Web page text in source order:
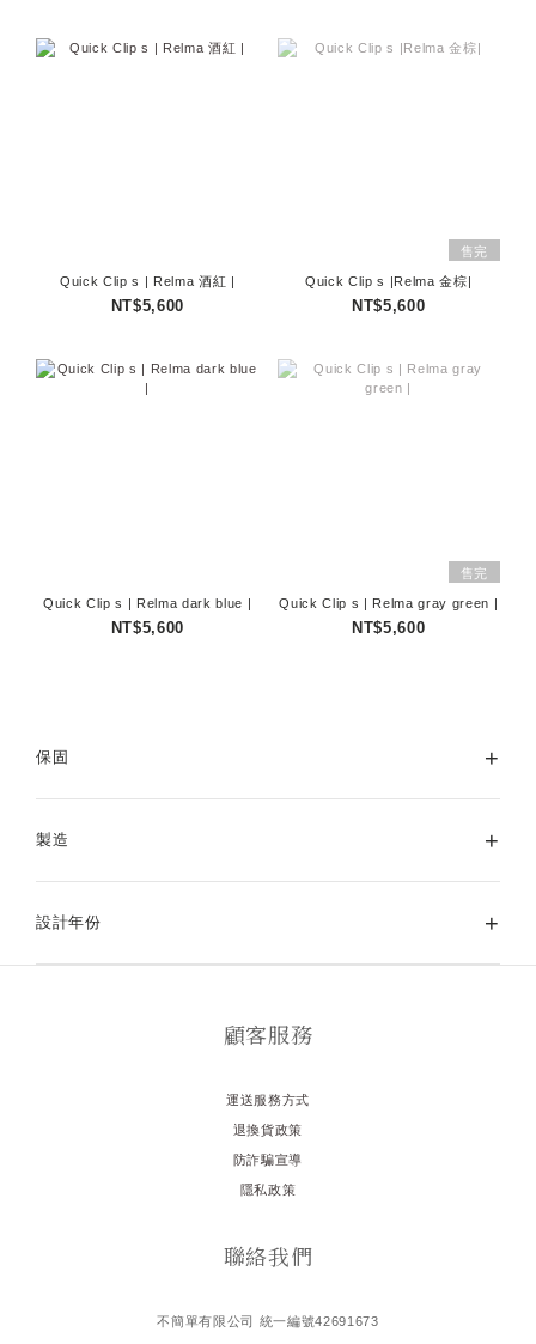
Quick Clip s | Relma 酒紅 |
NT$5,600
售完
Quick Clip s |Relma 金棕|
NT$5,600
Quick Clip s | Relma dark blue |
NT$5,600
售完
Quick Clip s | Relma gray green |
NT$5,600
保固 +
製造 +
設計年份 +
顧客服務
運送服務方式
退換貨政策
防詐騙宣導
隱私政策
聯絡我們
不簡單有限公司 統一編號42691673